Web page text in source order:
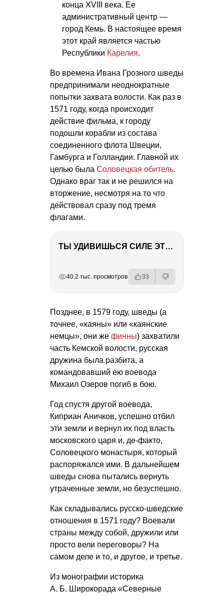
конца XVIII века. Ее
административный центр —
город Кемь. В настоящее время
этот край является частью
Республики Карелия.
Во времена Ивана Грозного шведы
предпринимали неоднократные
попытки захвата волости. Как раз в
1571 году, когда происходит
действие фильма, к городу
подошли корабли из состава
соединенного флота Швеции,
Гамбурга и Голландии. Главной их
целью была Соловецкая обитель.
Однако враг так и не решился на
вторжение, несмотря на то что
действовал сразу под тремя
флагами.
ТЫ УДИВИШЬСЯ СИЛЕ ЭТО ЧЕЛОВЕКА! Блог о нашей поездке в Вышний Волочек
40.2 тыс. просмотров 33
Позднее, в 1579 году, шведы (а
точнее, «каяны» или «каянские
немцы», они же финны) захватили
часть Кемской волости, русская
дружина была разбита, а
командовавший ею воевода
Михаил Озеров погиб в бою.
Год спустя другой воевода,
Киприан Аничков, успешно отбил
эти земли и вернул их под власть
московского царя и, де-факто,
Соловецкого монастыря, который
распоряжался ими. В дальнейшем
шведы снова пытались вернуть
утраченные земли, но безуспешно.
Как складывались русско-шведские
отношения в 1571 году? Воевали
страны между собой, дружили или
просто вели переговоры? На
самом деле и то, и другое, и третье.
Из монографии историка
А. Б. Широкорада «Северные